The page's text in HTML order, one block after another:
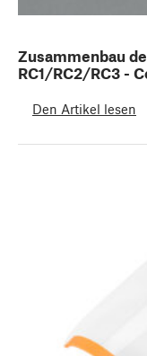
Zusammenbau
RC1/RC2/RC3 -
Den Artikel lesen